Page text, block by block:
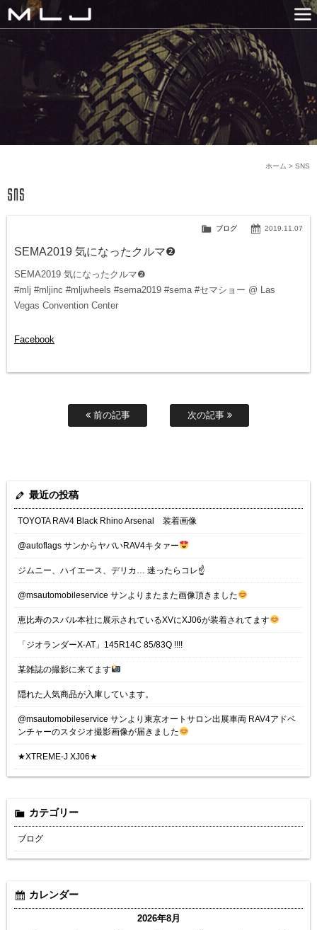
MLJ / Lexani(レクサーニ
GALLERY
SNS
NEWS
COMPANY
HISTORY
CONTACT US
LINK
SNS
ホーム >
2019.11.07
ブログ
SEMA2019 気になったクルマ❷
SEMA2019 気になったクルマ❷
#mlj #mljinc #mljwheels #sema2019 #sema #セマショー @ Las
Vegas Convention Center
Facebook
前の記事 次の記事
最近の投稿
TOYOTA RAV4 Black Rhino Arsenal 装着画像
@autoflags サンからヤバいRAV4キタァー
ジムニー、ハイエース、デリカ… 迷ったらコレ☝️
@msautomobileservice サンよりまたまた画像頂きました
恵比寿のスバル本社に展示されているXVにXJ06が装着されてます
「ジオランダーX-AT」145R14C 85/83Q !!!!
某雑誌の撮影に来てます
隠れた人気商品が入庫しています。
@msautomobileservice サンより東京オートサロン出展車両 RAV4アドベ
ンチャーのスタジオ撮影画像が届きました
★XTREME-J XJ06★
カテゴリー
ブログ
カレンダー
2026年8月